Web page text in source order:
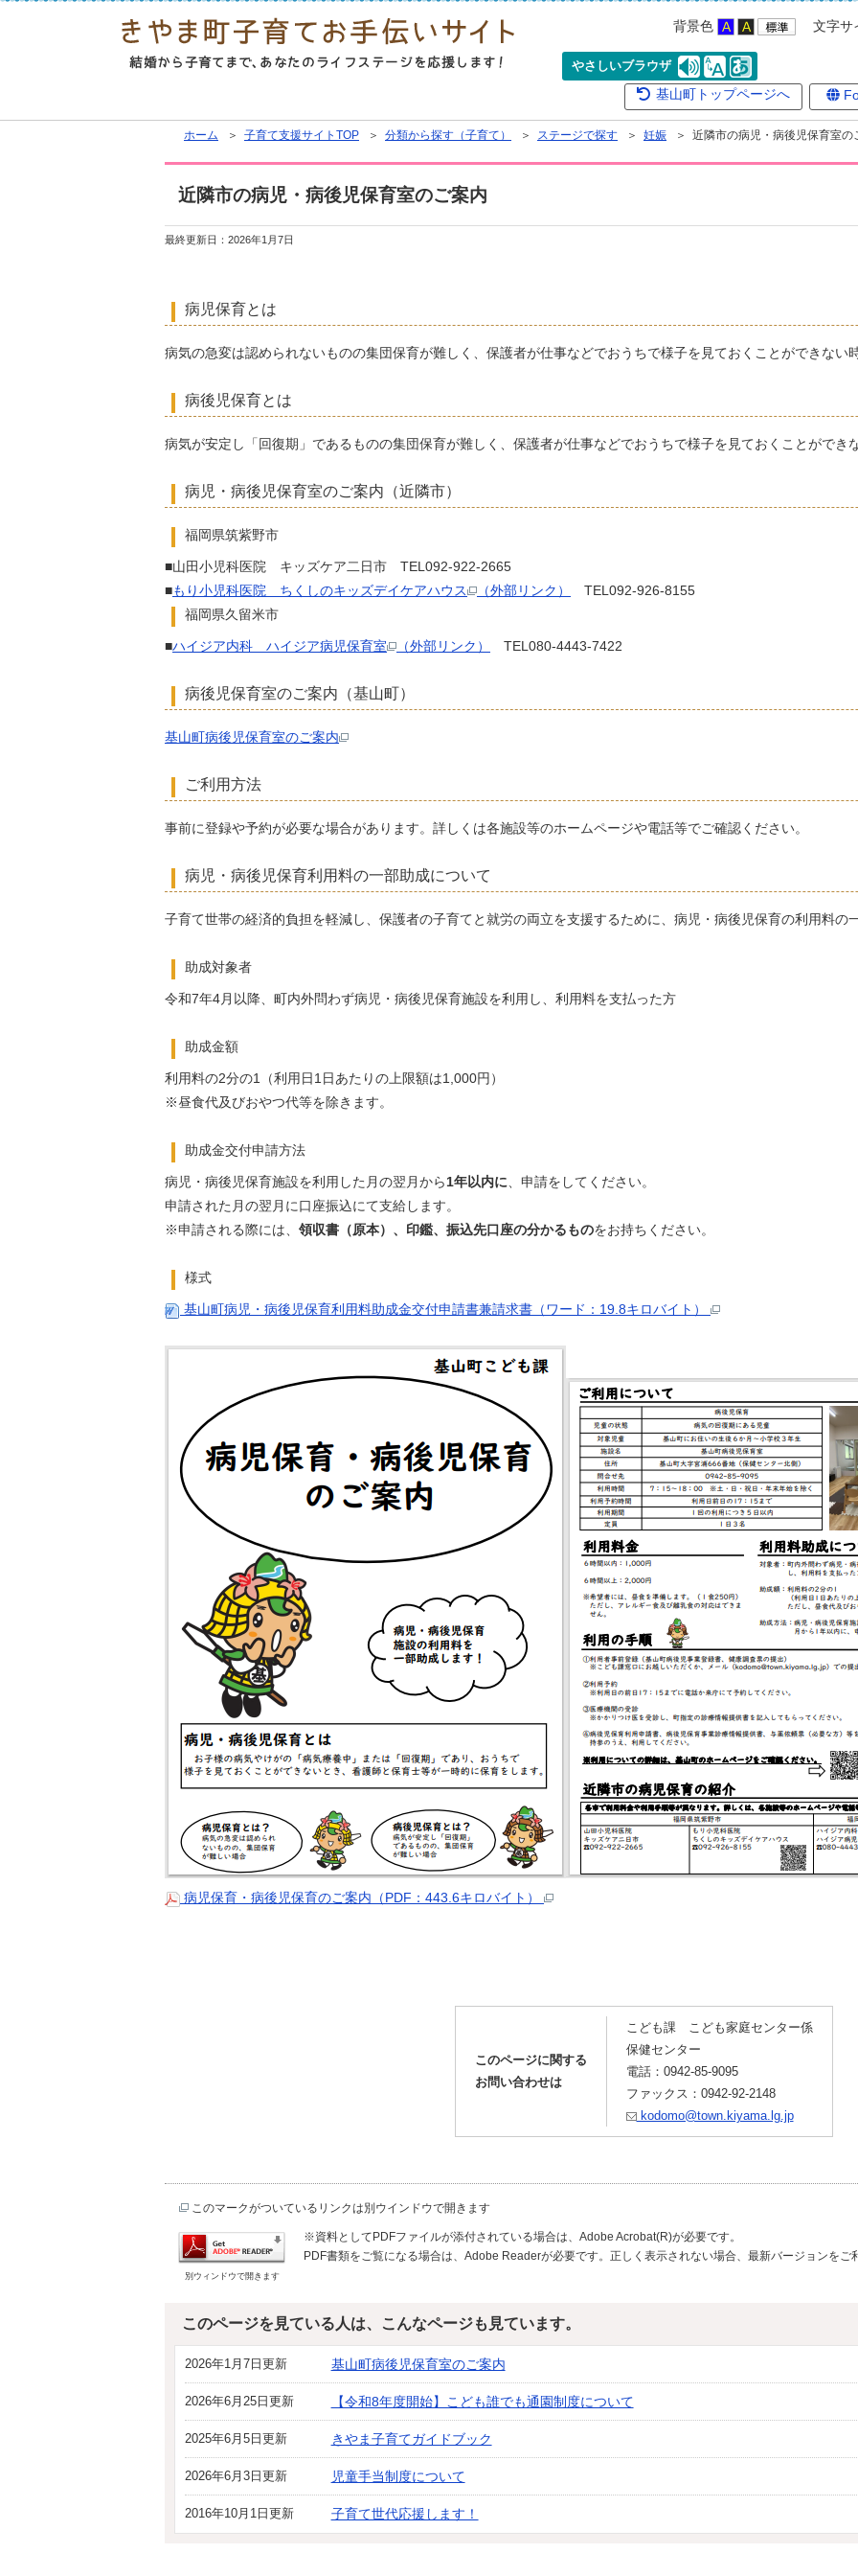
背景色 文字サ
やさしいブラウザ
基山町トップページへ
ホーム ＞ 子育て支援サイトTOP ＞ 分類から探す（子育て） ＞ ステージで探す ＞ 妊娠 ＞ 近隣市の病児・病後児保育室の
近隣市の病児・病後児保育室のご案内
最終更新日： 2026年1月7日
病児保育とは
病気の急変は認められないものの集団保育が難しく、保護者が仕事などでおうちで様子を見ておくことができない
病後児保育とは
病気が安定し「回復期」であるものの集団保育が難しく、保護者が仕事などでおうちで様子を見ておくことができ
病児・病後児保育室のご案内（近隣市）
福岡県筑紫野市
■山田小児科医院 キッズケア二日市 TEL092-922-2665
■もり小児科医院 ちくしのキッズデイケアハウス （外部リンク）
TEL092-926-8155
福岡県久留米市
■ハイジア内科 ハイジア病児保育室 （外部リンク） TEL080-4443-7422
病後児保育室のご案内（基山町）
基山町病後児保育室のご案内
ご利用方法
事前に登録や予約が必要な場合があります。詳しくは各施設等のホームページや電話等でご確認ください。
病児・病後児保育利用料の一部助成について
子育て世帯の経済的負担を軽減し、保護者の子育てと就労の両立を支援するために、病児・病後児保育の利用料の
助成対象者
令和7年4月以降、町内外問わず病児・病後児保育施設を利用し、利用料を支払った方
助成金額
利用料の2分の1（利用日1日あたりの上限額は1,000円）
※昼食代及びおやつ代等を除きます。
助成金交付申請方法
病児・病後児保育施設を利用した月の翌月から1年以内に、申請をしてください。
申請された月の翌月に口座振込にて支給します。
※申請される際には、 領収書（原本）、印鑑、振込先口座の分かるものをお持ちください。
様式
基山町病児・病後児保育利用料助成金交付申請書兼請求書（ワード：19.8キロバイト）
病児保育・病後児保育のご案内（PDF：443.6キロバイト）
このページに関する
お問い合わせは
こども課 こども家庭センター係
保健センター
電話：0942-85-9095
ファックス：0942-92-2148
kodomo@town.kiyama.lg.jp
このマークがついているリンクは別ウインドウで開きます
別ウィンドウで開きます
※資料としてPDFファイルが添付されている場合は、Adobe Acrobat(R)が必要です。
PDF書類をご覧になる場合は、Adobe Readerが必要です。正しく表示されない場合、最新バージョンをご
このページを見ている人は、こんなページも見ています。
2026年1月7日更新 基山町病後児保育室のご案内
2026年6月25日更新 【令和8年度開始】こども誰でも通園制度について
2025年6月5日更新 きやま子育てガイドブック
2026年6月3日更新 児童手当制度について
2016年10月1日更新 子育て世代応援します！